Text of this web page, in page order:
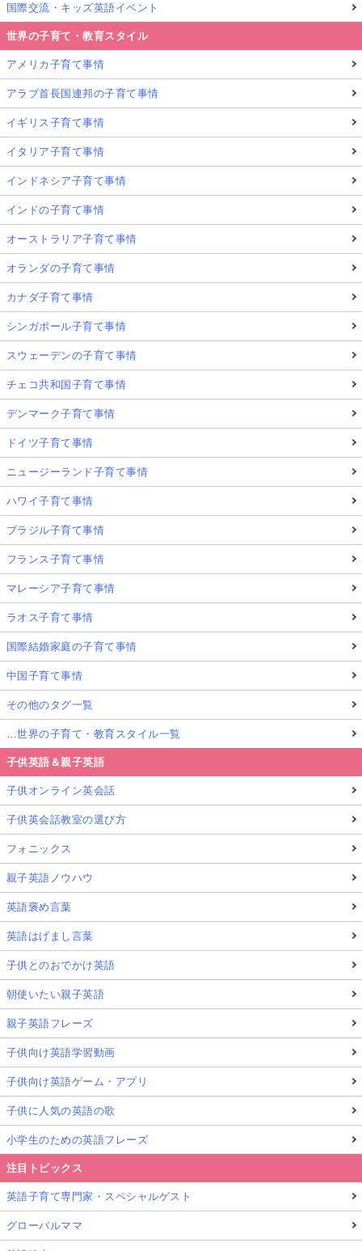
国際交流・キッズ英語イベント
世界の子育て・教育スタイル
アメリカ子育て事情
アラブ首長国連邦の子育て事情
イギリス子育て事情
イタリア子育て事情
インドネシア子育て事情
インドの子育て事情
オーストラリア子育て事情
オランダの子育て事情
カナダ子育て事情
シンガポール子育て事情
スウェーデンの子育て事情
チェコ共和国子育て事情
デンマーク子育て事情
ドイツ子育て事情
ニュージーランド子育て事情
ハワイ子育て事情
ブラジル子育て事情
フランス子育て事情
マレーシア子育て事情
ラオス子育て事情
国際結婚家庭の子育て事情
中国子育て事情
その他のタグ一覧
…世界の子育て・教育スタイル一覧
子供英語＆親子英語
子供オンライン英会話
子供英会話教室の選び方
フォニックス
親子英語ノウハウ
英語褒め言葉
英語はげまし言葉
子供とのおでかけ英語
朝使いたい親子英語
親子英語フレーズ
子供向け英語学習動画
子供向け英語ゲーム・アプリ
子供に人気の英語の歌
小学生のための英語フレーズ
注目トピックス
英語子育て専門家・スペシャルゲスト
グローバルママ